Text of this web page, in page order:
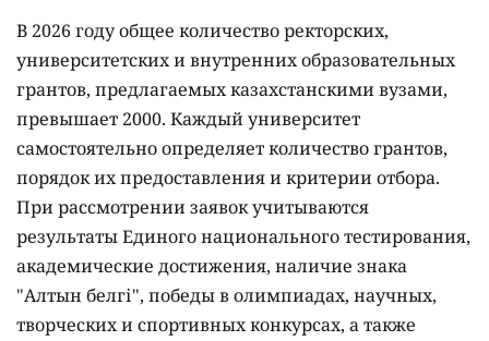
В 2026 году общее количество ректорских,
университетских и внутренних образовательных
грантов, предлагаемых казахстанскими вузами,
превышает 2000. Каждый университет
самостоятельно определяет количество грантов,
порядок их предоставления и критерии отбора.
При рассмотрении заявок учитываются
результаты Единого национального тестирования,
академические достижения, наличие знака
"Алтын белгі", победы в олимпиадах, научных,
творческих и спортивных конкурсах, а также